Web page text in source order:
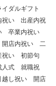
ダルギフト
い 出産内祝
卒業内祝い
店内祝い 二
祝い 初節句
式 就職祝
し祝い 開店